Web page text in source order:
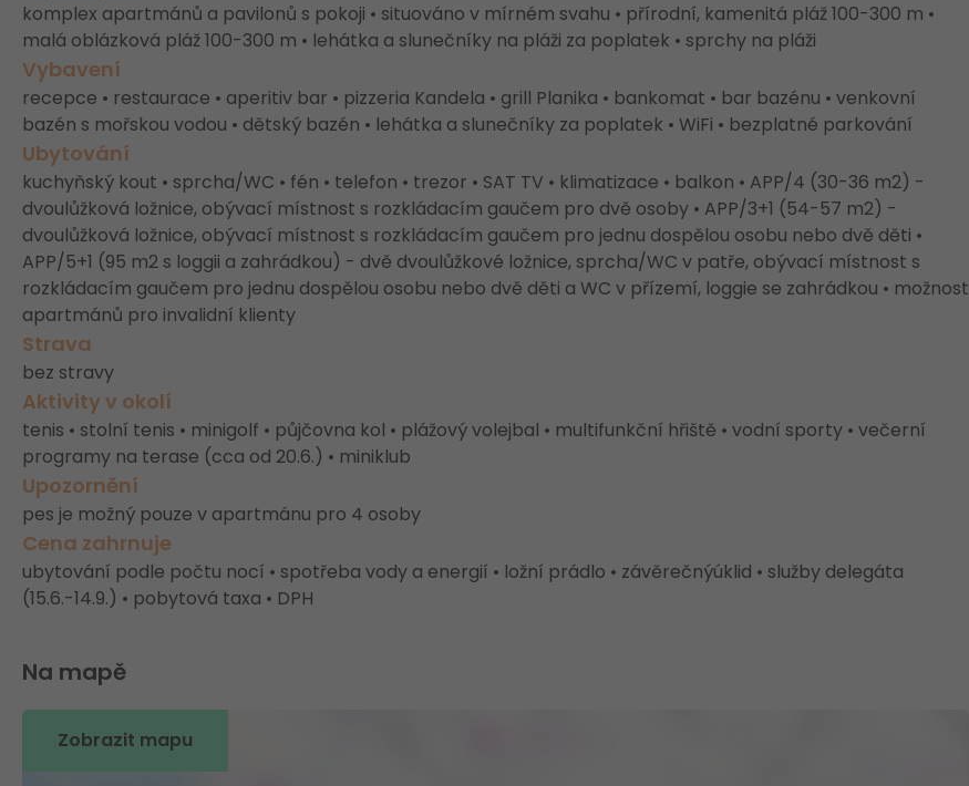
komplex apartmánů a pavilonů s pokoji • situováno v mírném svahu • přírodní, kamenitá pláž 100-300 m •
malá oblázková pláž 100-300 m • lehátka a slunečníky na pláži za poplatek • sprchy na pláži
Vybavení
recepce • restaurace • aperitiv bar • pizzeria Kandela • grill Planika • bankomat • bar bazénu • venkovní
bazén s mořskou vodou • dětský bazén • lehátka a slunečníky za poplatek • WiFi • bezplatné parkování
Ubytování
kuchyňský kout • sprcha/WC • fén • telefon • trezor • SAT TV • klimatizace • balkon • APP/4 (30-36 m2) -
dvoulůžková ložnice, obývací místnost s rozkládacím gaučem pro dvě osoby • APP/3+1 (54-57 m2) -
dvoulůžková ložnice, obývací místnost s rozkládacím gaučem pro jednu dospělou osobu nebo dvě děti •
APP/5+1 (95 m2 s loggii a zahrádkou) - dvě dvoulůžkové ložnice, sprcha/WC v patře, obývací místnost s
rozkládacím gaučem pro jednu dospělou osobu nebo dvě děti a WC v přízemí, loggie se zahrádkou • možnost
apartmánů pro invalidní klienty
Strava
bez stravy
Aktivity v okolí
tenis • stolní tenis • minigolf • půjčovna kol • plážový volejbal • multifunkční hřiště • vodní sporty • večerní
programy na terase (cca od 20.6.) • miniklub
Upozornění
pes je možný pouze v apartmánu pro 4 osoby
Cena zahrnuje
ubytování podle počtu nocí • spotřeba vody a energií • ložní prádlo • závěrečnýúklid • služby delegáta
(15.6.-14.9.) • pobytová taxa • DPH
Na mapě
Zobrazit mapu